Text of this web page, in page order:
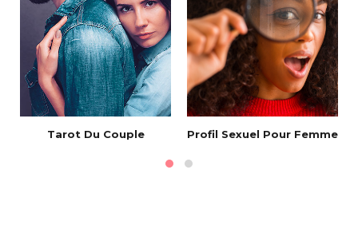
Tarot Du Couple Profil Sexuel Pour Femme